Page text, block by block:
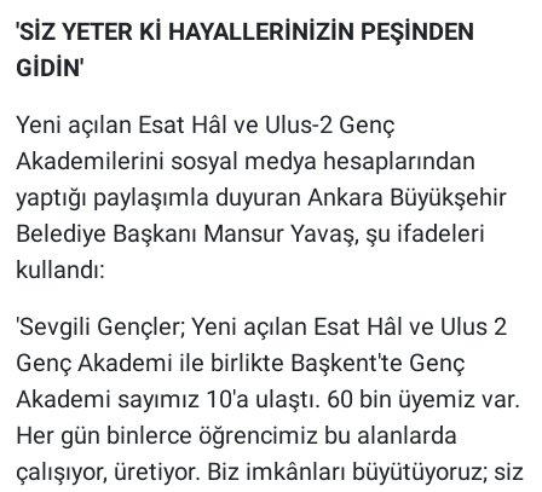
'SİZ YETER Kİ HAYALLERİNİZİN PEŞİNDEN
GİDİN'
Yeni açılan Esat Hâl ve Ulus-2 Genç
Akademilerini sosyal medya hesaplarından
yaptığı paylaşımla duyuran Ankara Büyükşehir
Belediye Başkanı Mansur Yavaş, şu ifadeleri
kullandı:
'Sevgili Gençler; Yeni açılan Esat Hâl ve Ulus 2
Genç Akademi ile birlikte Başkent'te Genç
Akademi sayımız 10'a ulaştı. 60 bin üyemiz var.
Her gün binlerce öğrencimiz bu alanlarda
çalışıyor, üretiyor. Biz imkânları büyütüyoruz; siz